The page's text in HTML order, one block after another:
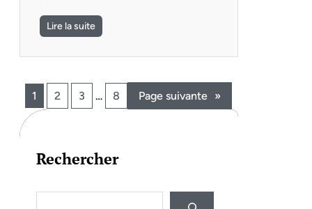
Lire la suite
1 2 3 … 8 Page suivante »
Rechercher